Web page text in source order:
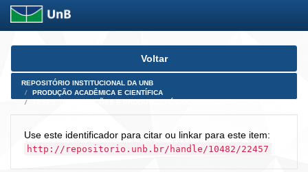
Skip
Voltar
REPOSITÓRIO INSTITUCIONAL DA UNB
PRODUÇÃO ACADÊMICA E CIENTÍFICA
Use este identificador para citar ou linkar para este item:
http://repositorio.unb.br/handle/10482/22457